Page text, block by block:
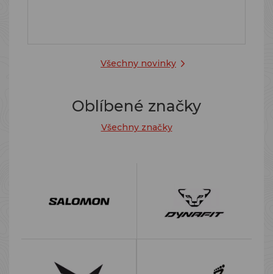
Všechny novinky
Oblíbené značky
Všechny značky